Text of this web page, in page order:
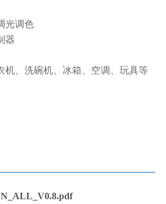
光调色
器
机、洗碗机、冰箱、空调、玩具等